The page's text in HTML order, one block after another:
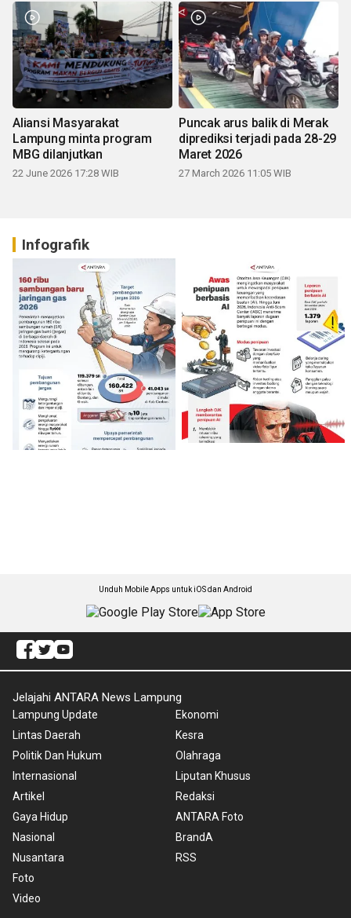
Aliansi Masyarakat
Lampung minta program
MBG dilanjutkan
22 June 2026 17:28 WIB
Puncak arus balik di Merak
diprediksi terjadi pada 28-29
Maret 2026
27 March 2026 11:05 WIB
Infografik
Unduh Mobile Apps untuk iOS dan Android
Jelajahi ANTARA News Lampung
Lampung Update
Lintas Daerah
Politik Dan Hukum
Internasional
Artikel
Gaya Hidup
Nasional
Nusantara
Foto
Video
Ekonomi
Kesra
Olahraga
Liputan Khusus
Redaksi
ANTARA Foto
BrandA
RSS